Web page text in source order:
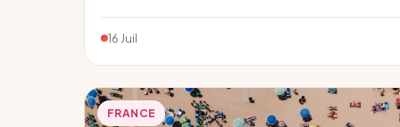
16 Juil
FRANCE